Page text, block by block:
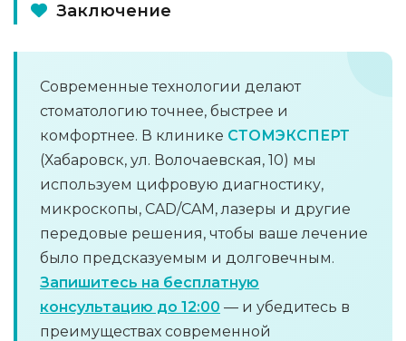
Заключение
Современные технологии делают
стоматологию точнее, быстрее и
комфортнее. В клинике СТОМЭКСПЕРТ
(Хабаровск, ул. Волочаевская, 10) мы
используем цифровую диагностику,
микроскопы, CAD/CAM, лазеры и другие
передовые решения, чтобы ваше лечение
было предсказуемым и долговечным.
Запишитесь на бесплатную
консультацию до 12:00 — и убедитесь в
преимуществах современной